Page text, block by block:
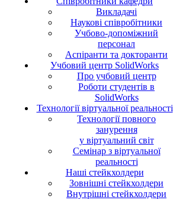
Викладачі
Наукові співробітники
Учбово-допоміжний
персонал
Аспіранти та докторанти
Учбовий центр SolidWorks
Про учбовий центр
Роботи студентів в
SolidWorks
Технології віртуальної реальності
Технології повного
занурення
у віртуальний світ
Семінар з віртуальної
реальності
Наші стейкхолдери
Зовнішні стейкхолдери
Внутрішні стейкхолдери